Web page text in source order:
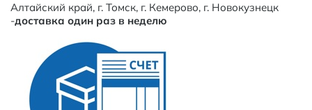
Алтайский край, г. Томск, г. Кемерово, г. Новокузнецк
-доставка один раз в неделю